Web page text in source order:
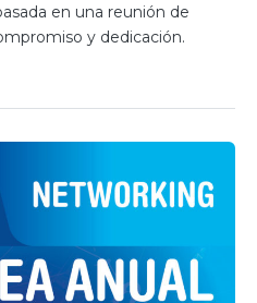
en una reunión de
y dedicación.